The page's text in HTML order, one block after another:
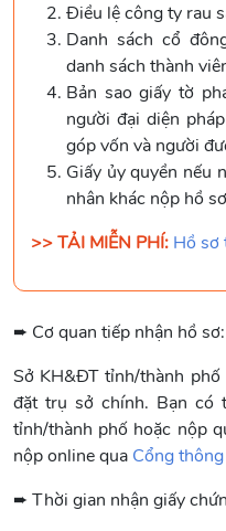
Điều lệ công ty rau
Danh sách cổ
danh sách thành
Bản sao giấy tờ
người đại diện
góp vốn và người
Giấy ủy quyền nếu
nhân khác nộp hồ
>> TẢI MIỄN PHÍ: Hồ sơ
➨ Cơ quan tiếp nhận hồ sơ:
Sở KH&ĐT tỉnh/thành
đặt trụ sở chính. Bạn có
tỉnh/thành phố hoặc nộp
nộp online qua Cổng
➨ Thời gian nhận giấy